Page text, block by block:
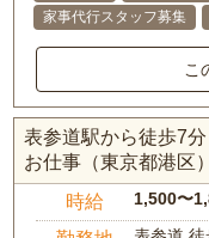
家事代行スタッフ募集
こ
表参道駅から徒歩7
お仕事（東京都港区）
時給 1,500〜